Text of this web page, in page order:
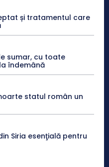
și tratamentul care
sumar, cu toate
îndemână
statul român un
Siria esenţială pentru